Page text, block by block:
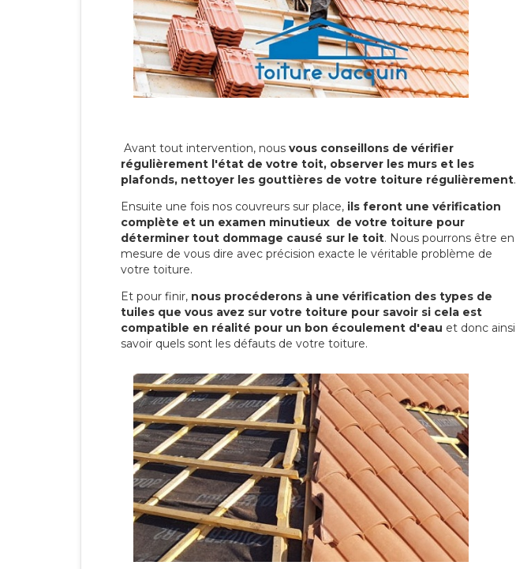
Avant tout intervention, nous vous conseillons de vérifier
régulièrement l'état de votre toit, observer les murs et les
plafonds, nettoyer les gouttières de votre toiture régulièrement.
Ensuite une fois nos couvreurs sur place, ils feront une vérification
complète et un examen minutieux de votre toiture pour
déterminer tout dommage causé sur le toit. Nous pourrons être en
mesure de vous dire avec précision exacte le véritable problème de
votre toiture.
Et pour finir, nous procéderons à une vérification des types de
tuiles que vous avez sur votre toiture pour savoir si cela est
compatible en réalité pour un bon écoulement d'eau et donc ainsi
savoir quels sont les défauts de votre toiture.